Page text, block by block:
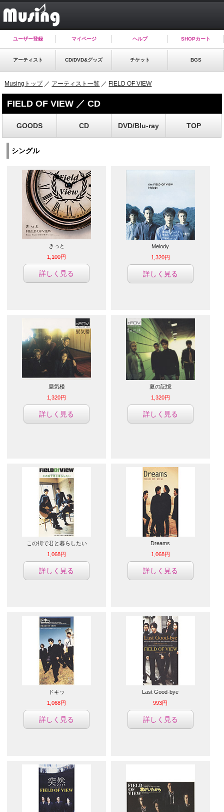
ユーザー登録 マイページ ヘルプ SHOPカート
アーティスト CD/DVD&グッズ チケット BGS
Musingトップ／ アーティスト一覧 ／ FIELD OF VIEW
FIELD OF VIEW ／ CD
GOODS CD DVD/Blu-ray TOP
シングル
きっと
1,100円
詳しく見る
Melody
1,320円
詳しく見る
蜃気楼
1,320円
詳しく見る
夏の記憶
1,320円
詳しく見る
この街で君と暮らしたい
1,068円
詳しく見る
Dreams
1,068円
詳しく見る
ドキッ
1,068円
詳しく見る
Last Good-bye
993円
詳しく見る